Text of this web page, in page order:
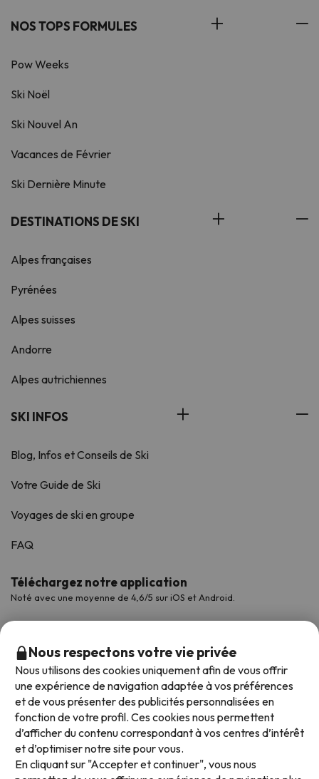
NOS TOPS FORMULES
Pow Weeks
Ski Noël
Ski Nouvel An
Vacances de Février
Ski Dernière Minute
DESTINATIONS DE SKI
Alpes françaises
Pyrénées
Alpes suisses
Andorre
Alpes autrichiennes
SKI INFOS
Blog, Infos et Conseils de Ski
Votre Guide de Ski
Voyages de ski en groupe
FAQ
Téléchargez notre application
Noté avec une moyenne de 4,6/5 sur iOS et Android.
Modes de paiement disponibles
Nous respectons votre vie privée
Nous utilisons des cookies uniquement afin de vous offrir
une expérience de navigation adaptée à vos préférences
et de vous présenter des publicités personnalisées en
fonction de votre profil. Ces cookies nous permettent
d’afficher du contenu correspondant à vos centres d’intérêt
et d’optimiser notre site pour vous.
En cliquant sur "Accepter et continuer", vous nous